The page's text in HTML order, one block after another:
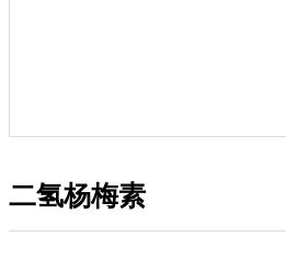
二氢杨梅素